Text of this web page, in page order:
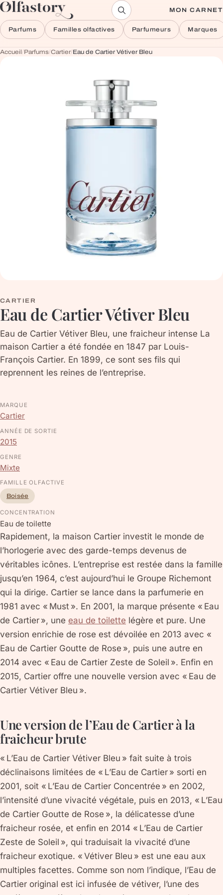
Aller au contenu MON CARNET
Parfums Familles olfactives Parfumeurs Marques
Accueil/Parfums/Cartier/Eau de Cartier Vétiver Bleu
CARTIER
Eau de Cartier Vétiver Bleu
Eau de Cartier Vétiver Bleu, une fraicheur intense La
maison Cartier a été fondée en 1847 par Louis-
François Cartier. En 1899, ce sont ses fils qui
reprennent les reines de l’entreprise.
MARQUE
Cartier
ANNÉE DE SORTIE
2015
GENRE
Mixte
FAMILLE OLFACTIVE
Boisée
CONCENTRATION
Eau de toilette
Rapidement, la maison Cartier investit le monde de
l’horlogerie avec des garde-temps devenus de
véritables icônes. L’entreprise est restée dans la famille
jusqu’en 1964, c’est aujourd’hui le Groupe Richemont
qui la dirige. Cartier se lance dans la parfumerie en
1981 avec « Must ». En 2001, la marque présente « Eau
de Cartier », une eau de toilette légère et pure. Une
version enrichie de rose est dévoilée en 2013 avec «
Eau de Cartier Goutte de Rose », puis une autre en
2014 avec « Eau de Cartier Zeste de Soleil ». Enfin en
2015, Cartier offre une nouvelle version avec « Eau de
Cartier Vétiver Bleu ».
Une version de l’Eau de Cartier à la
fraicheur brute
« L’Eau de Cartier Vétiver Bleu » fait suite à trois
déclinaisons limitées de « L’Eau de Cartier » sorti en
2001, soit « L’Eau de Cartier Concentrée » en 2002,
l’intensité d’une vivacité végétale, puis en 2013, « L’Eau
de Cartier Goutte de Rose », la délicatesse d’une
fraicheur rosée, et enfin en 2014 « L’Eau de Cartier
Zeste de Soleil », qui traduisait la vivacité d’une
fraicheur exotique. « Vétiver Bleu » est une eau aux
multiples facettes. Comme son nom l’indique, l’Eau de
Cartier original est ici infusée de vétiver, l’une des